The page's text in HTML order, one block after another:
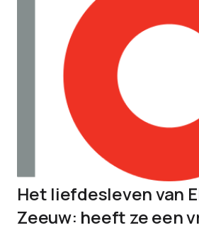
Het liefdesleven van
Zeeuw: heeft ze een